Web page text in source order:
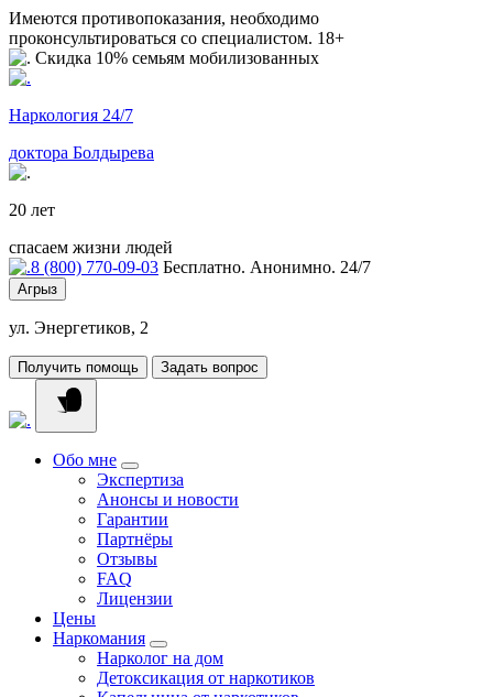
Имеются противопоказания, необходимо
проконсультироваться со специалистом. 18+
Скидка 10% семьям мобилизованных
Наркология 24/7
доктора Болдырева
20 лет
спасаем жизни людей
8 (800) 770-09-03 Бесплатно. Анонимно. 24/7
Агрыз
ул. Энергетиков, 2
Получить помощь Задать вопрос
Обо мне
Экспертиза
Анонсы и новости
Гарантии
Партнёры
Отзывы
FAQ
Лицензии
Цены
Наркомания
Нарколог на дом
Детоксикация от наркотиков